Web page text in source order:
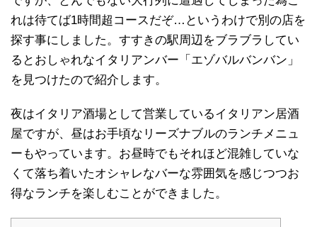
れは待てば1時間超コースだぞ…というわけで別の店を
探す事にしました。すすきの駅周辺をブラブラしてい
るとおしゃれなイタリアンバー「エゾバルバンバン」
を見つけたので紹介します。
夜はイタリア酒場として営業しているイタリアン居酒
屋ですが、昼はお手頃なリーズナブルのランチメニュ
ーもやっています。お昼時でもそれほど混雑していな
くて落ち着いたオシャレなバーな雰囲気を感じつつお
得なランチを楽しむことができました。